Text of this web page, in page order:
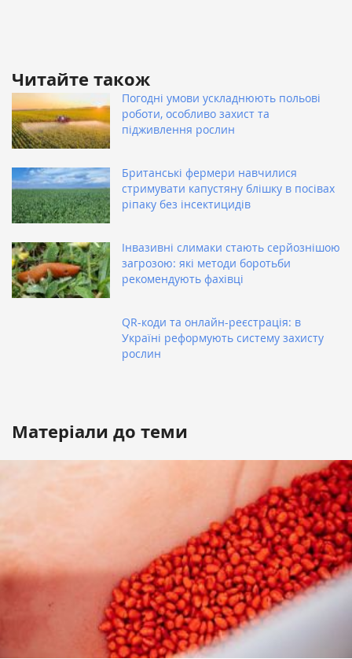
Читайте також
Погодні умови ускладнюють польові
роботи, особливо захист та
підживлення рослин
Британські фермери навчилися
стримувати капустяну блішку в посівах
ріпаку без інсектицидів
Інвазивні слимаки стають серйознішою
загрозою: які методи боротьби
рекомендують фахівці
QR-коди та онлайн-реєстрація: в
Україні реформують систему захисту
рослин
Матеріали до теми